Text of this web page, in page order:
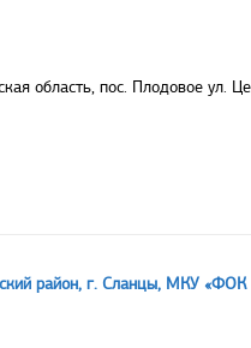
область, пос. Плодовое ул.
район, г. Сланцы, МКУ «ФОК